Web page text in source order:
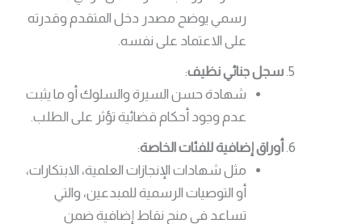
رسمي يوضح مصدر دخل المتقدم وقدرته
على الاعتماد على نفسه.
سجل جنائي نظيف:
شهادة حسن السيرة والسلوك أو ما يثبت
عدم وجود أحكام قضائية تؤثر على الطلب.
أوراق إضافية للفئات الخاصة:
مثل شهادات الإنجازات العلمية، الابتكارات،
أو التوصيات الرسمية للمبدعين، والتي
تساعد في منح نقاط إضافية ضمن